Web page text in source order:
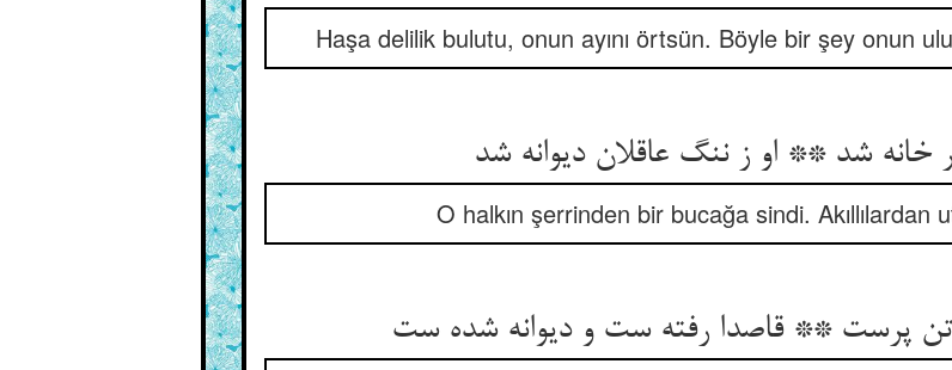
Haşa delilik bulutu, onun ayını örtsün. Böyle bir şey onun
خانه شد ** او ز ننگ عاقلان دیوانه شد
O halkın şerrinden bir bucağa sindi. Akıllılardan
تن پرست ** قاصدا رفته ست و دیوانه شده ست‏